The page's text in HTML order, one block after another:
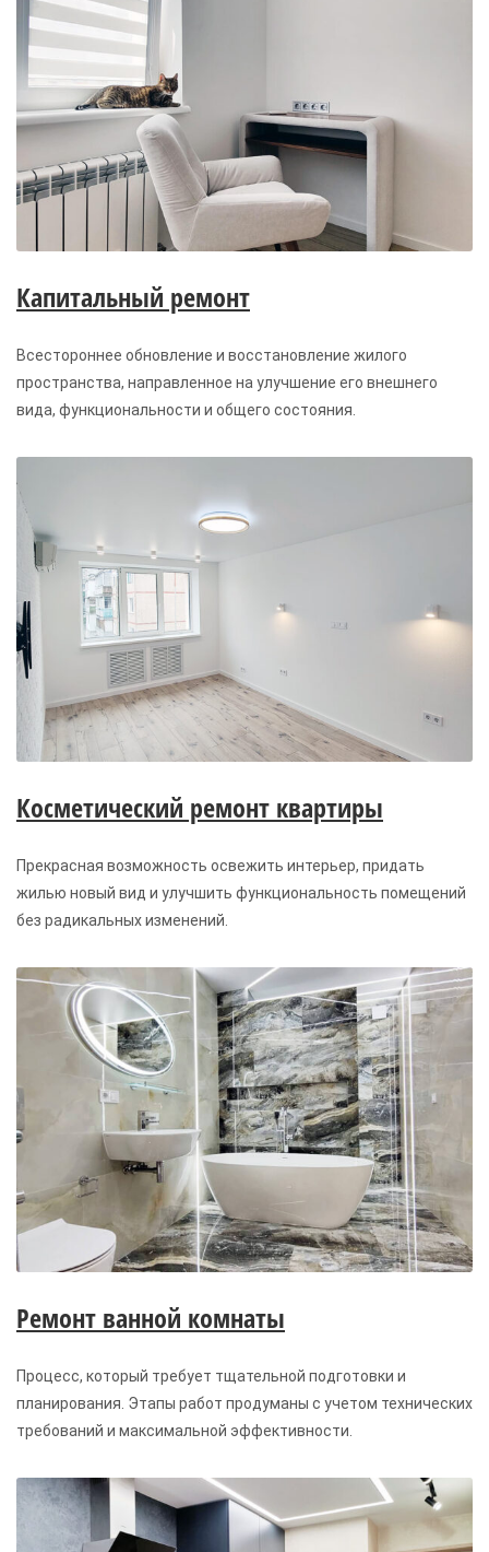
Капитальный ремонт
Всестороннее обновление и восстановление жилого
пространства, направленное на улучшение его внешнего
вида, функциональности и общего состояния.
Косметический ремонт квартиры
Прекрасная возможность освежить интерьер, придать
жилью новый вид и улучшить функциональность помещений
без радикальных изменений.
Ремонт ванной комнаты
Процесс, который требует тщательной подготовки и
планирования. Этапы работ продуманы с учетом технических
требований и максимальной эффективности.